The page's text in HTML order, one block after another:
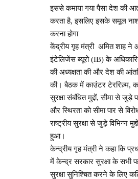
इससे कमाया गया पैसा देश की
करता है, इसलिए इसके समूल
करना होगा
केंद्रीय गृह मंत्री अमित शाह
इंटेलिजेंस ब्यूरो (IB) के
की अध्यक्षता की और देश की
की। बैठक में काउंटर टेररिज़्म,
सुरक्षा संबंधित मुद्दों, सीमा से
और स्थिरता को सीमा पार से
राष्ट्रीय सुरक्षा से जुड़े विभिन्न
हुआ।
केन्द्रीय गृह मंत्री ने कहा कि
में केन्द्र सरकार सुरक्षा के सभी
सुरक्षा सुनिश्चित करने के लिए